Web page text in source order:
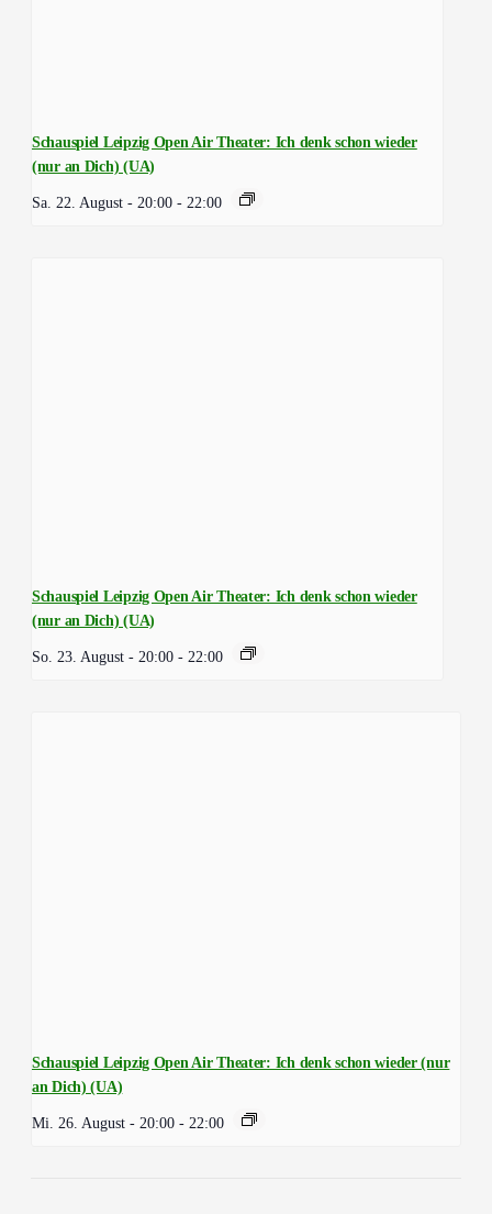
Schauspiel Leipzig Open Air Theater: Ich denk schon wieder
(nur an Dich) (UA)
Sa. 22. August - 20:00 - 22:00
Schauspiel Leipzig Open Air Theater: Ich denk schon wieder
(nur an Dich) (UA)
So. 23. August - 20:00 - 22:00
Schauspiel Leipzig Open Air Theater: Ich denk schon wieder (nur
an Dich) (UA)
Mi. 26. August - 20:00 - 22:00